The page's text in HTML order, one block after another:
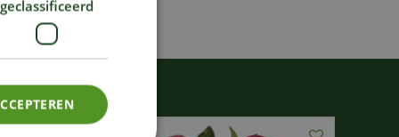
geclassificeerd